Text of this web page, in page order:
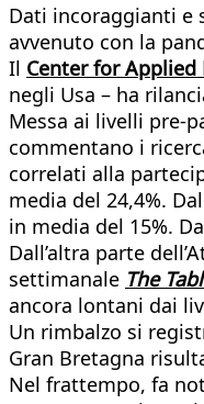
Dati incoraggianti e
avvenuto con la
Il Center for
negli Usa – ha
Messa ai livelli pre-
commentano i
correlati alla
media del 24,4%.
in media del 15%.
Dall’altra parte
settimanale The
ancora lontani dai
Un rimbalzo si
Gran Bretagna
Nel frattempo, fa